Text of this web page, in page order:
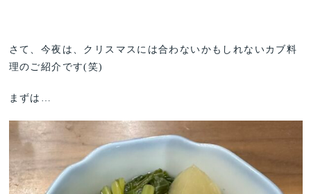
さて、今夜は、クリスマスには合わないかもしれないカブ料
理のご紹介です(笑)
まずは…